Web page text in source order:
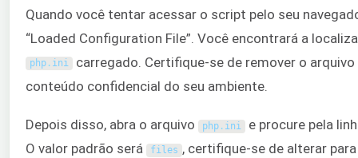
Quando você tentar acessar o script pelo seu
“Loaded Configuration File”. Você encontrará a
php. ini carregado. Certifique-se de remover o arquivo
conteúdo confidencial do seu ambiente.
Depois disso, abra o arquivo php. ini e procure pela
O valor padrão será
files , certifique-se de alterar